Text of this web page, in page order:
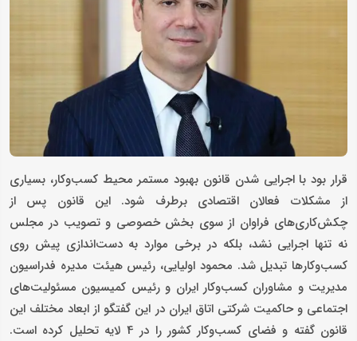
قرار بود با اجرایی شدن قانون بهبود مستمر محیط کسب‌وکار، بسیاری
از مشکلات فعالان اقتصادی برطرف شود. این قانون پس از
چکش‌کاری‌های فراوان از سوی بخش خصوصی و تصویب در مجلس
نه تنها اجرایی نشد، بلکه در برخی موارد به دست‌اندازی پیش روی
کسب‌وکارها تبدیل شد. محمود اولیایی، رئیس هیئت مدیره فدراسیون
مدیریت و مشاوران کسب‌وکار ایران و رئیس کمیسیون مسئولیت‌های
اجتماعی و حاکمیت شرکتی اتاق ایران در این گفتگو از ابعاد مختلف این
قانون گفته و فضای کسب‌وکار کشور را در 4 لایه تحلیل کرده است.